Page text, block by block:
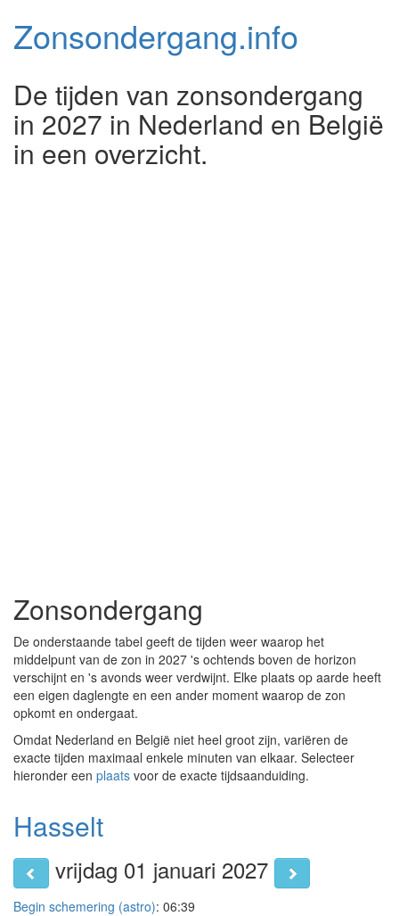
Zonsondergang.info
De tijden van zonsondergang
in 2027 in Nederland en België
in een overzicht.
Zonsondergang
De onderstaande tabel geeft de tijden weer waarop het
middelpunt van de zon in 2027 's ochtends boven de horizon
verschijnt en 's avonds weer verdwijnt. Elke plaats op aarde heeft
een eigen daglengte en een ander moment waarop de zon
opkomt en ondergaat.
Omdat Nederland en België niet heel groot zijn, variëren de
exacte tijden maximaal enkele minuten van elkaar. Selecteer
hieronder een plaats voor de exacte tijdsaanduiding.
Hasselt
vrijdag 01 januari 2027
Begin schemering (astro): 06:39